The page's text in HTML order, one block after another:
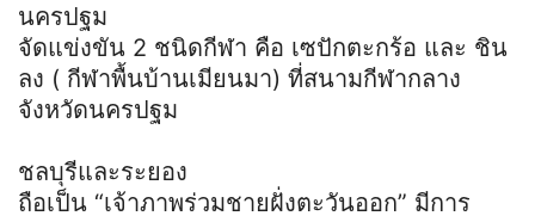
นครปฐม
จัดแข่งขัน 2 ชนิดกีฬา คือ เซปักตะกร้อ และ ชิน
ลง ( กีฬาพื้นบ้านเมียนมา) ที่สนามกีฬากลาง
จังหวัดนครปฐม
ชลบุรีและระยอง
ถือเป็น “เจ้าภาพร่วมชายฝั่งตะวันออก” มีการ